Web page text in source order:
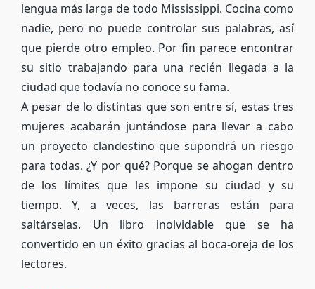
lengua más larga de todo Mississippi. Cocina como
nadie, pero no puede controlar sus palabras, así
que pierde otro empleo. Por fin parece encontrar
su sitio trabajando para una recién llegada a la
ciudad que todavía no conoce su fama.
A pesar de lo distintas que son entre sí, estas tres
mujeres acabarán juntándose para llevar a cabo
un proyecto clandestino que supondrá un riesgo
para todas. ¿Y por qué? Porque se ahogan dentro
de los límites que les impone su ciudad y su
tiempo. Y, a veces, las barreras están para
saltárselas. Un libro inolvidable que se ha
convertido en un éxito gracias al boca-oreja de los
lectores.